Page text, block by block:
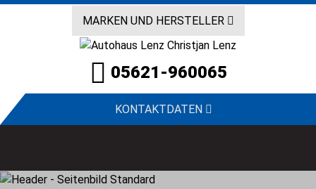
MARKEN UND HERSTELLER
05621-960065
KONTAKTDATEN